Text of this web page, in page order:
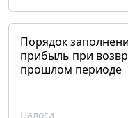
Порядок
прибыль при
прошлом периоде
Налоги